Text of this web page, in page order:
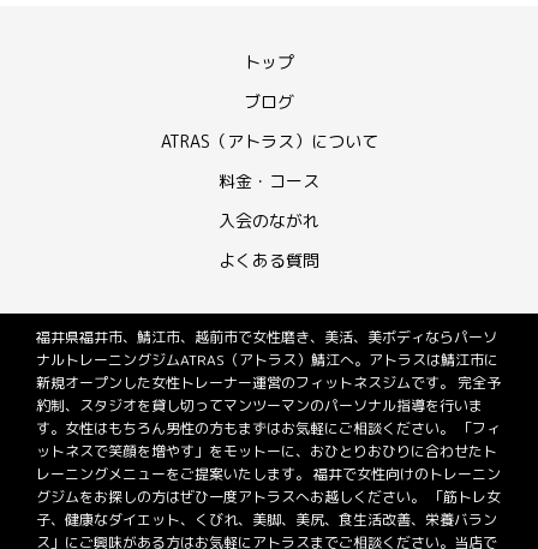
トップ
ブログ
ATRAS（アトラス）について
料金・コース
入会のながれ
よくある質問
福井県福井市、鯖江市、越前市で女性磨き、美活、美ボディならパーソ
ナルトレーニングジムATRAS（アトラス）鯖江へ。アトラスは鯖江市に
新規オープンした女性トレーナー運営のフィットネスジムです。 完全予
約制、スタジオを貸し切ってマンツーマンのパーソナル指導を行いま
す。女性はもちろん男性の方もまずはお気軽にご相談ください。 「フィ
ットネスで笑顔を増やす」をモットーに、おひとりおひりに合わせたト
レーニングメニューをご提案いたします。 福井で女性向けのトレーニン
グジムをお探しの方はぜひ一度アトラスへお越しください。 「筋トレ女
子、健康なダイエット、くびれ、美脚、美尻、食生活改善、栄養バラン
ス」にご興味がある方はお気軽にアトラスまでご相談ください。当店で